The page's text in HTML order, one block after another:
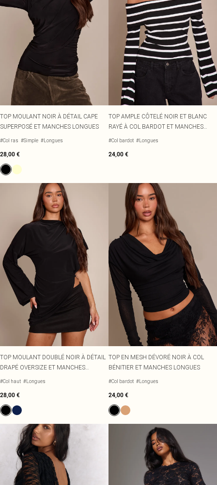
TOP MOULANT NOIR À DÉTAIL CAPE
SUPERPOSÉ ET MANCHES LONGUES
#Col ras #Simple #Longues
28,00 €
TOP AMPLE CÔTELÉ NOIR ET BLANC
RAYÉ À COL BARDOT ET MANCHES
LONGUES
#Col bardot #Longues
24,00 €
TOP MOULANT DOUBLÉ NOIR À DÉTAIL
DRAPÉ OVERSIZE ET MANCHES
LONGUES
#Col haut #Longues
28,00 €
TOP EN MESH DÉVORÉ NOIR À COL
BÉNITIER ET MANCHES LONGUES
#Col bardot #Longues
24,00 €